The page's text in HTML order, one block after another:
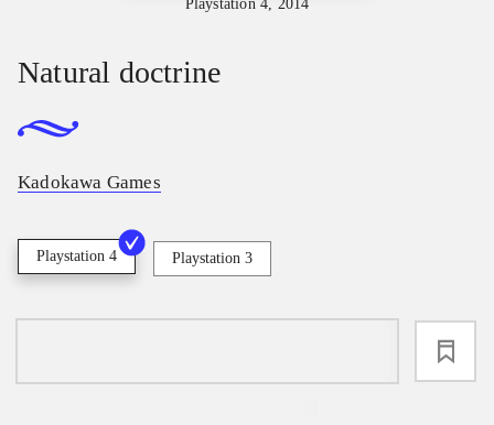
Playstation 4, 2014
Natural doctrine
Kadokawa Games
Playstation 4 Playstation 3